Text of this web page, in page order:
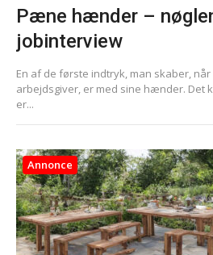
Pæne hænder –
jobinterview
En af de første indtryk, man skaber,
arbejdsgiver, er med sine hænder. Det
er...
Annonce